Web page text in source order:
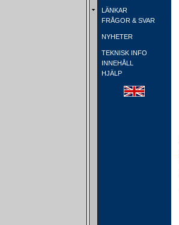
LÄNKAR
FRÅGOR & SVAR
NYHETER
TEKNISK INFO
INNEHÅLL
HJÄLP